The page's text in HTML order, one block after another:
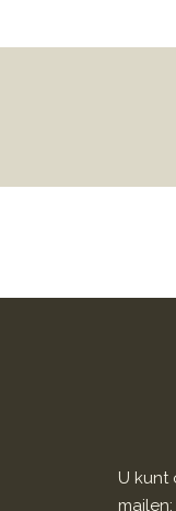
U kunt
mailen: